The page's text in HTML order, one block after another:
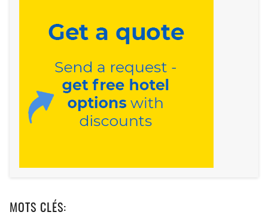
MOTS CLÉS: